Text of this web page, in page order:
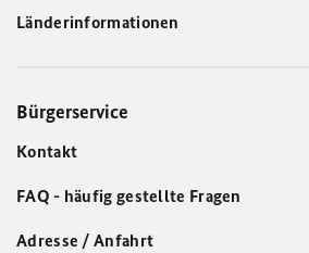
Länderinformationen
Bürgerservice
Kontakt
FAQ - häufig gestellte Fragen
Adresse / Anfahrt